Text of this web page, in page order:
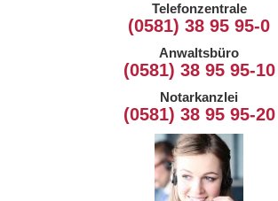
Telefonzentrale
(0581) 38 95 95-0
Anwaltsbüro
(0581) 38 95 95-10
Notarkanzlei
(0581) 38 95 95-20